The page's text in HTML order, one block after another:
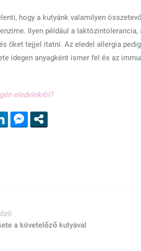
hogy a kutyánk valamilyen
Ilyen például a
őket tejjel itatni. Az eledel allergia
idegen anyagként ismer fel és az
eledelekről?
a követelőző kutyával